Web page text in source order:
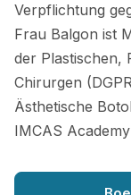
Verpflichtung
Frau Balgon ist
der Plastischen,
Chirurgen
Ästhetische
IMCAS